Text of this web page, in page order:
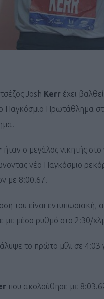
Josh Kerr έχει
Παγκόσμιο Πρωτάθλημα
ήταν ο μεγάλος νικητής
νέο Παγκόσμιο
με 8:00.67!
του είναι εντυπωσιακή,
με μέσο ρυθμό στο 2:30/
το πρώτο μίλι σε 4:03
που ακολούθησε με